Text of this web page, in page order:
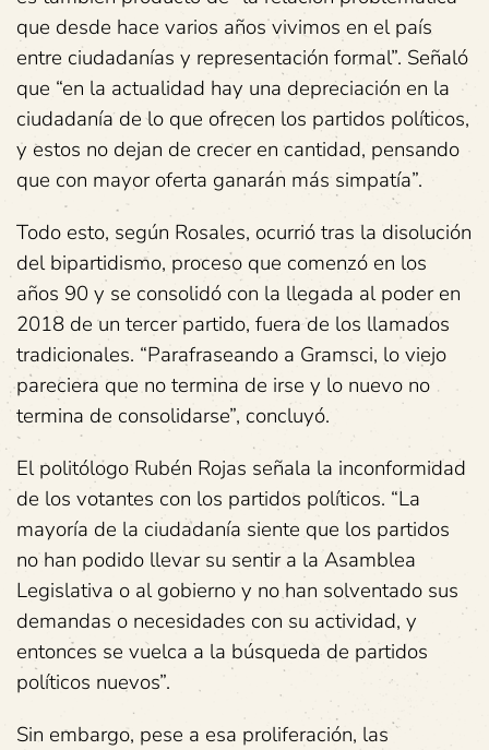
que desde hace varios años vivimos en el país
entre ciudadanías y representación formal”. Señaló
que “en la actualidad hay una depreciación en la
ciudadanía de lo que ofrecen los partidos políticos,
y estos no dejan de crecer en cantidad, pensando
que con mayor oferta ganarán más simpatía”.
Todo esto, según Rosales, ocurrió tras la disolución
del bipartidismo, proceso que comenzó en los
años 90 y se consolidó con la llegada al poder en
2018 de un tercer partido, fuera de los llamados
tradicionales. “Parafraseando a Gramsci, lo viejo
pareciera que no termina de irse y lo nuevo no
termina de consolidarse”, concluyó.
El politólogo Rubén Rojas señala la inconformidad
de los votantes con los partidos políticos. “La
mayoría de la ciudadanía siente que los partidos
no han podido llevar su sentir a la Asamblea
Legislativa o al gobierno y no han solventado sus
demandas o necesidades con su actividad, y
entonces se vuelca a la búsqueda de partidos
políticos nuevos”.
Sin embargo, pese a esa proliferación, las